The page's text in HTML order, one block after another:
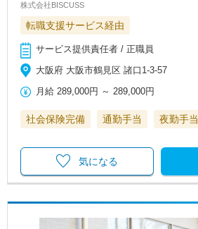
株式会社BISCUSS
転職支援サービス経由
サービス提供責任者 / 正職員
大阪府 大阪市鶴見区 諸口1-3-57
月給 289,000円 ～289,000円
社会保険完備 通勤手当 夜勤手当
気になる